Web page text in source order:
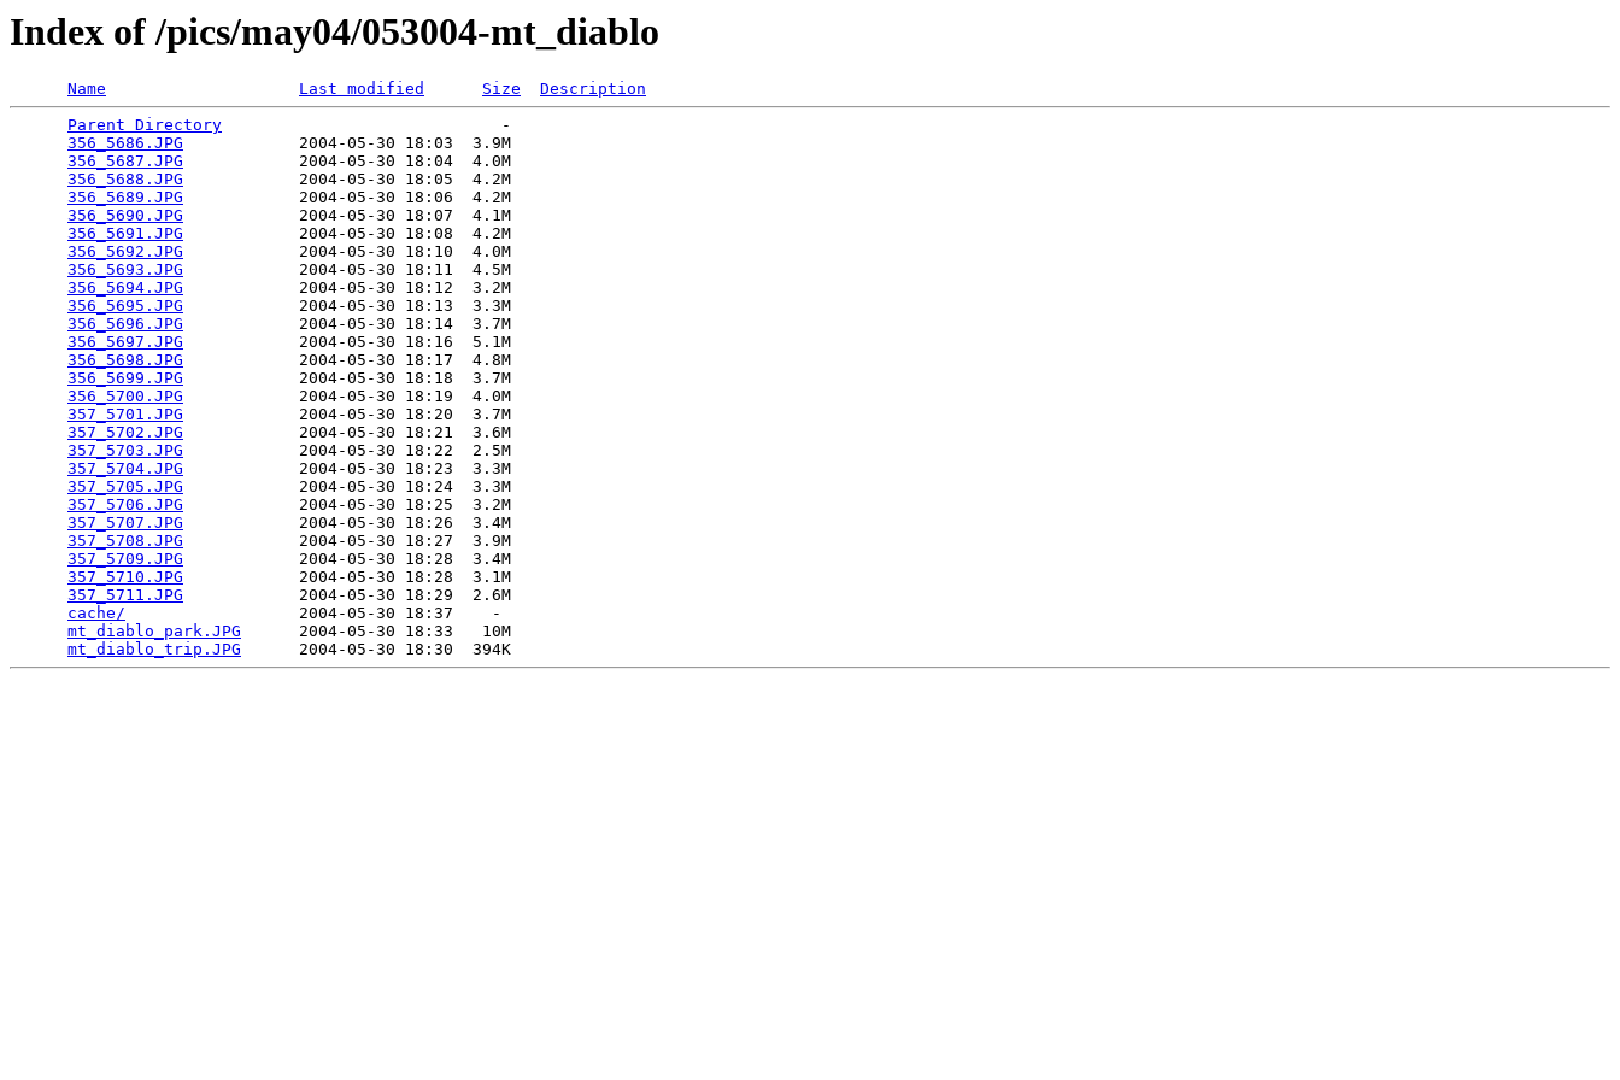
Index of /pics/may04/053004-mt_diablo
Name Last modified Size
Description
Parent Directory
                             -
356_5686.JPG
            2004-05-30 18:03  3.9M
356_5687.JPG
            2004-05-30 18:04  4.0M
356_5688.JPG
            2004-05-30 18:05  4.2M
356_5689.JPG
            2004-05-30 18:06  4.2M
356_5690.JPG
            2004-05-30 18:07  4.1M
356_5691.JPG
            2004-05-30 18:08  4.2M
356_5692.JPG
            2004-05-30 18:10  4.0M
356_5693.JPG
            2004-05-30 18:11  4.5M
356_5694.JPG
            2004-05-30 18:12  3.2M
356_5695.JPG
            2004-05-30 18:13  3.3M
356_5696.JPG
            2004-05-30 18:14  3.7M
356_5697.JPG
            2004-05-30 18:16  5.1M
356_5698.JPG
            2004-05-30 18:17  4.8M
356_5699.JPG
            2004-05-30 18:18  3.7M
356_5700.JPG
            2004-05-30 18:19  4.0M
357_5701.JPG
            2004-05-30 18:20  3.7M
357_5702.JPG
            2004-05-30 18:21  3.6M
357_5703.JPG
            2004-05-30 18:22  2.5M
357_5704.JPG
            2004-05-30 18:23  3.3M
357_5705.JPG
            2004-05-30 18:24  3.3M
357_5706.JPG
            2004-05-30 18:25  3.2M
357_5707.JPG
            2004-05-30 18:26  3.4M
357_5708.JPG
            2004-05-30 18:27  3.9M
357_5709.JPG
            2004-05-30 18:28  3.4M
357_5710.JPG
            2004-05-30 18:28  3.1M
357_5711.JPG
            2004-05-30 18:29  2.6M
cache/
                  2004-05-30 18:37    -
mt_diablo_park.JPG
      2004-05-30 18:33   10M
mt_diablo_trip.JPG